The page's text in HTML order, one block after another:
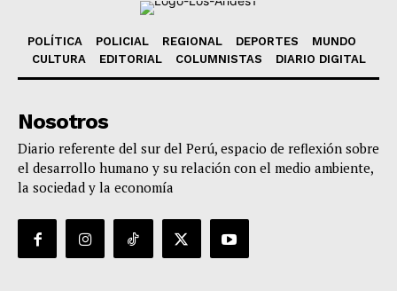
POLÍTICA POLICIAL REGIONAL DEPORTES
MUNDO
CULTURA
EDITORIAL COLUMNISTAS DIARIO DIGITAL
Nosotros
Diario referente del sur del Perú, espacio de reflexión sobre
el desarrollo humano y su relación con el medio ambiente,
la sociedad y la economía